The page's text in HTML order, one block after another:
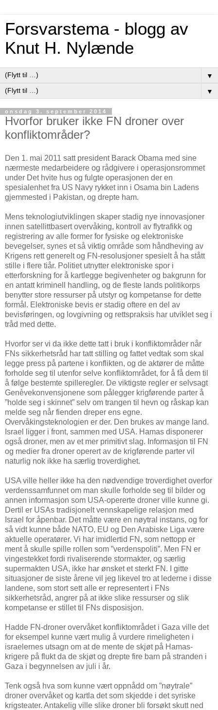
Forsvarstema - blogg av
Knut H. Nylænde
▼
▼
onsdag 3. september 2014
Hvorfor bruker ikke FN droner over
konfliktområder?
Den 1. mai 2011 satt president Barack Obama med sine
nærmeste medarbeidere og rådgivere i operasjonsrommet
under Det hvite hus og fulgte operasjonen der en
spesialenhet fra US Navy rykket inn i Osama bin Ladens
gjemmested i Pakistan, og drepte ham.
Mens teknologiutviklingen skaper stadig nye innovasjoner
innen satellittbasert overvåking, kontroll av flytrafikk og
registrering av alle former for fysiske og elektroniske
bevegelser, synes et så viktig område som håndheving av
Krigens rett generelt og FN-resolusjoner spesielt å ha stått
stille i flere tiår. Politiet utnytter elektroniske spor i
etterforskning for å kartlegge begivenheter og bakgrunn for
en antatt kriminell handling, og de fleste lands politikorps
benytter store ressurser på utstyr og kompetanse for dette
formål. Elektroniske bevis er stadig oftere en del av
bevisføringen, og lovgivning og rettspraksis har utviklet seg i
tråd med dette.
Hvorfor ser vi da ikke dette tatt i bruk i konfliktområder når
FNs sikkerhetsråd har tatt stilling og fattet vedtak som skal
legge press på partene i konflikten, og de aktører de måtte
forholde seg til utenfor selve konfliktområdet, for å få dem til
å følge bestemte spilleregler. De viktigste regler er selvsagt
Genèvekonvensjonene som pålegger krigførende parter å
”holde seg i skinnet” selv om trangen til hevn og råskap kan
melde seg når fienden dreper ens egne.
Overvåkingsteknologien er der. Den brukes av mange land.
Israel ligger i front, sammen med USA. Hamas disponerer
også droner, men av et mer primitivt slag. Informasjon til FN
og medier fra droner operert av de krigførende parter vil
naturlig nok ikke ha særlig troverdighet.
USA ville heller ikke ha den nødvendige troverdighet overfor
verdenssamfunnet om man skulle forholde seg til bilder og
annen informasjon som USA-opererte droner ville kunne gi.
Dertil er USAs tradisjonelt vennskapelige relasjon med
Israel for åpenbar. Det måtte være en nøytral instans, og for
så vidt kunne både NATO, EU og Den Arabiske Liga være
aktuelle operatører. Vi har imidlertid FN, som nettopp er
ment å skulle spille rollen som ”verdenspoliti”. Men FN er
vingestekket fordi rivaliserende stormakter, og særlig
supermakten USA, ikke har ønsket et sterkt FN. I gitte
situasjoner de siste årene vil jeg likevel tro at lederne i disse
landene, som stort sett alle er representert i FNs
sikkerhetsråd, angrer på at ikke slike ressurser og slik
kompetanse er stillet til FNs disposisjon.
Hadde FN-droner overvåket konfliktområdet i Gaza ville det
for eksempel kunne vært mulig å vurdere rimeligheten i
israelernes utsagn om at de mente de skjøt på Hamas-
krigere på flukt da de skjøt og drepte fire barn på stranden i
Gaza i begynnelsen av juli i år.
Tenk også hva som kunne vært oppnådd om ”nøytrale”
droner overvåket og kartla det som skjedde i det syriske
krigsteater. Antakelig ville slike droner bli forsøkt skutt ned